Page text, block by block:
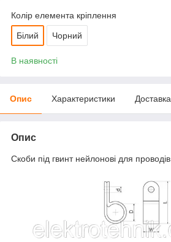
Колір елемента кріплення
Білий Чорний
В наявності
Опис Характеристики Доставка
Опис
Скоби під гвинт нейлонові для проводів